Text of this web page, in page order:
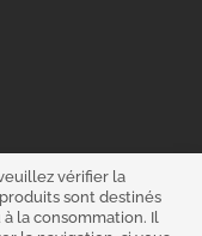
vérifier la
sont destinés
la consommation. Il